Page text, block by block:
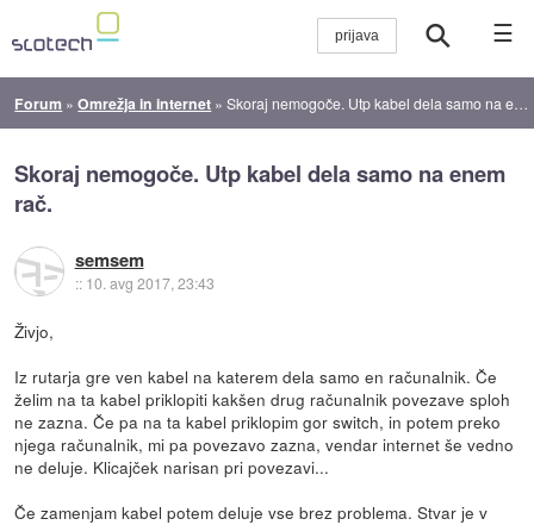
☰
Forum »Omrežja in internet »Skoraj nemogoče. Utp kabel dela samo na enem rač.
Skoraj nemogoče. Utp kabel dela samo na enem
rač.
semsem
:: 10. avg 2017, 23:43
Živjo,
Iz rutarja gre ven kabel na katerem dela samo en računalnik. Če
želim na ta kabel priklopiti kakšen drug računalnik povezave sploh
ne zazna. Če pa na ta kabel priklopim gor switch, in potem preko
njega računalnik, mi pa povezavo zazna, vendar internet še vedno
ne deluje. Klicajček narisan pri povezavi...
Če zamenjam kabel potem deluje vse brez problema. Stvar je v